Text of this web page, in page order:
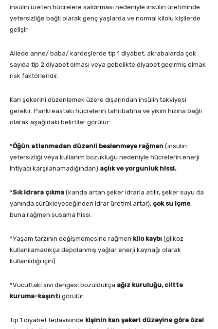
insülin üreten hücrelere saldırması nedeniyle insülin üretiminde
yetersizliğe bağlı olarak genç yaşlarda ve normal kilolu kişilerde
gelişir.
Ailede anne/ baba/ kardeşlerde tip 1 diyabet, akrabalarda çok
sayıda tip 2 diyabet olması veya gebelikte diyabet geçirmiş olmak
risk faktörleridir.
Kan şekerini düzenlemek üzere dışarından insülin takviyesi
gerekir. Pankreastaki hücrelerin tahribatına ve yıkım hızına bağlı
olarak aşağıdaki belirtiler görülür:
*Öğün atlanmadan düzenli beslenmeye rağmen (insülin
yetersizliği veya kullanım bozukluğu nedeniyle hücrelerin enerji
ihtiyacı karşılanamadığından) açlık ve yorgunluk hissi.
*Sık idrara çıkma (kanda artan şeker idrarla atılır, şeker suyu da
yanında sürükleyeceğinden idrar üretimi artar), çok su içme,
buna rağmen susama hissi.
*Yaşam tarzının değişmemesine rağmen kilo kaybı (glikoz
kullanılamadıkça depolanmış yağlar enerji kaynağı olarak
kullanıldığı için).
*Vücuttaki sıvı dengesi bozuldukça ağız kuruluğu, ciltte
kuruma-kaşıntı görülür.
Tip 1 diyabet tedavisinde kişinin kan şekeri düzeyine göre özel